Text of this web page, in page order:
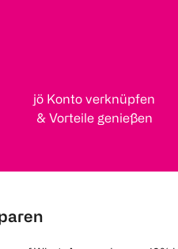
jö Konto verknüpfen
& Vorteile genießen